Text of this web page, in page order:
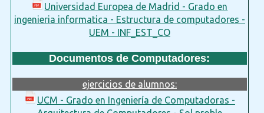
Universidad Europea de Madrid - Grado en
ingenieria informatica - Estructura de computadores -
UEM - INF_EST_CO
Documentos de Computadores:
ejercicios de alumnos:
UCM - Grado en Ingeniería de Computadoras -